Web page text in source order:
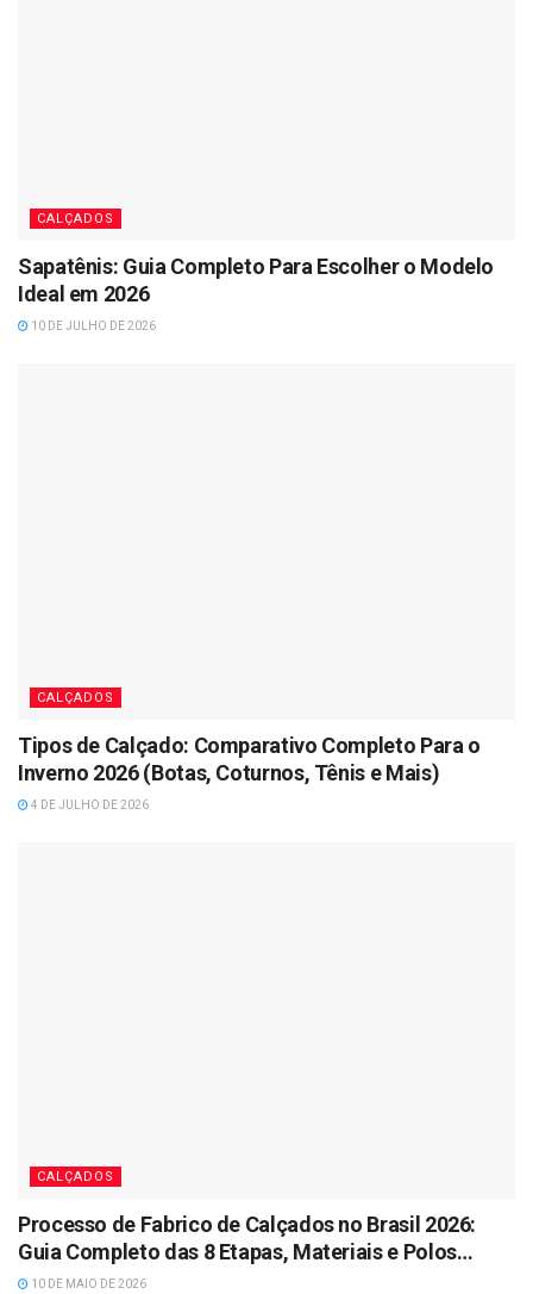
CALÇADOS
Sapatênis: Guia Completo Para Escolher o Modelo
Ideal em 2026
10 DE JULHO DE 2026
CALÇADOS
Tipos de Calçado: Comparativo Completo Para o
Inverno 2026 (Botas, Coturnos, Tênis e Mais)
4 DE JULHO DE 2026
CALÇADOS
Processo de Fabrico de Calçados no Brasil 2026:
Guia Completo das 8 Etapas, Materiais e Polos
Industriais
10 DE MAIO DE 2026